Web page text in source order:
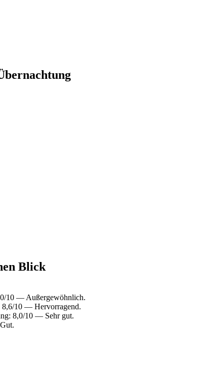
Blick
10 — Außergewöhnlich.
8,6/10 — Hervorragend.
8,0/10 — Sehr gut.